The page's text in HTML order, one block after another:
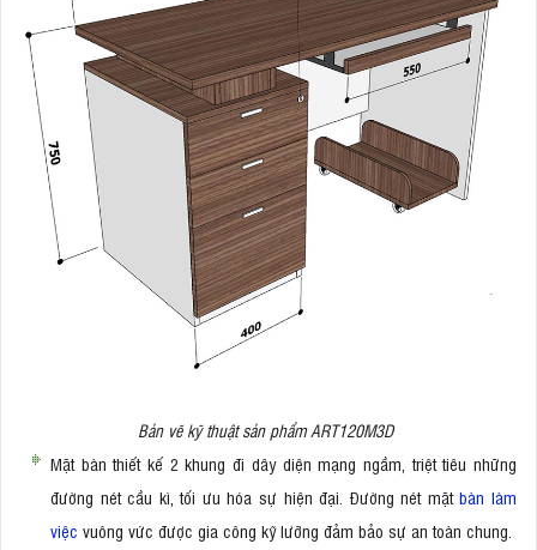
Bản vẽ kỹ thuật sản phẩm ART120M3D
Mặt bàn thiết kế 2 khung đi dây diện mạng ngầm, triệt tiêu những
đường nét cầu kì, tối ưu hóa sự hiện đại. Đường nét mặtbàn làm
việc vuông vức được gia công kỹ lưỡng đảm bảo sự an toàn chung.